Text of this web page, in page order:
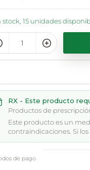
stock, 15 unidades
RX - Este producto
Productos de
Este producto es un
contraindicaciones. Si
de pago